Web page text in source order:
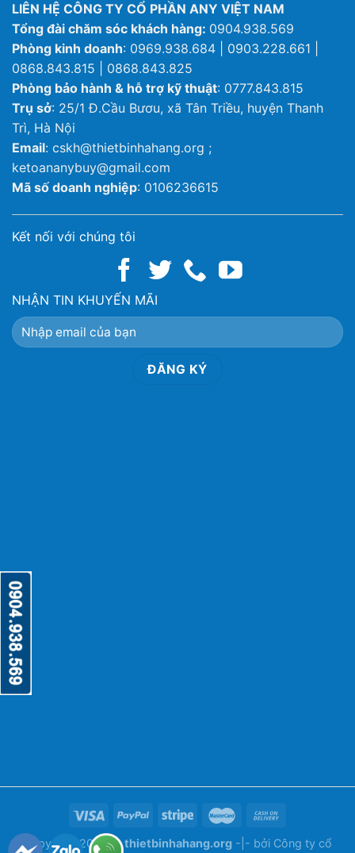
LIÊN HỆ CÔNG TY CỔ PHẦN ANY VIỆT NAM
Tổng đài chăm sóc khách hàng: 0904.938.569
Phòng kinh doanh: 0969.938.684 | 0903.228.661 |
0868.843.815 | 0868.843.825
Phòng bảo hành & hỗ trợ kỹ thuật: 0777.843.815
Trụ sở: 25/1 Đ.Cầu Bươu, xã Tân Triều, huyện Thanh
Trì, Hà Nội
Email: cskh@thietbinhahang.org ;
ketoananybuy@gmail.com
Mã số doanh nghiệp: 0106236615
Kết nối với chúng tôi
NHẬN TIN KHUYẾN MÃI
Copyright 2026 ©thietbinhahang.org -|- bởi Công ty cổ